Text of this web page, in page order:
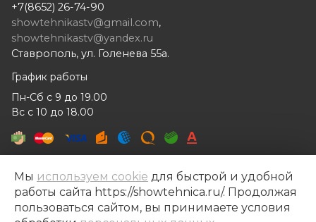
+7(8652) 26-74-90
showtehnikastv@gmail.com,
showtehnikastv@yandex.ru
Ставрополь, ул. Голенева 55а.
График работы
Пн-Сб с 9 до 19.00
Вс с 10 до 18.00
Шоутехника © 2014- 2026
Разработка сайта —Рекламный контент
Мы используем cookie для быстрой и удобной
работы сайта https://showtehnica.ru/. Продолжая
пользоваться сайтом, вы принимаете условия